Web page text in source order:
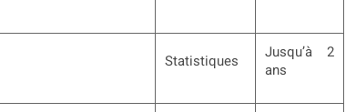
Statistiques
Jusqu’à 2
ans